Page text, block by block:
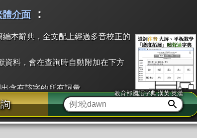
體介面 ：
本辭典，全文配上經過多音校正的
資料，會在查詢時自動附加在下方
含有該字的所有詞彙。
同部首字」。也支援查詢「同注音」或「同筆畫」。
斷詞，點擊便可瞬間「連續查詢」此字詞的解釋，不
教育部國語字典·漢英·英漢